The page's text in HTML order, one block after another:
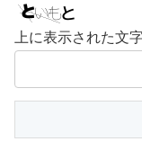
上に表示された文